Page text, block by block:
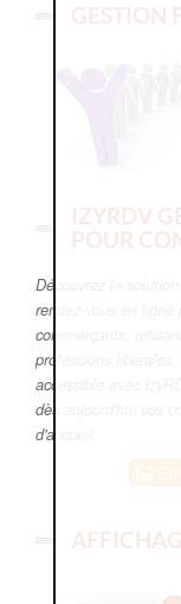
GESTION
IZYRDV
POUR
Découvrez la solution
rendez-vous en ligne
commerçants,
professions libérales.
accessible avec
dès aujourd'hui vos
d'accueil.